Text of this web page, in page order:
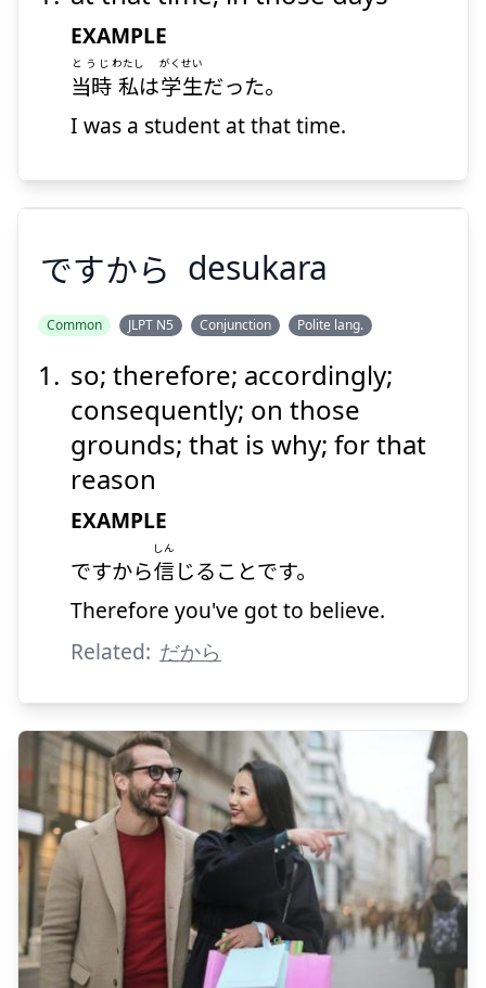
Show answer
Suspend
EXAMPLE
当時
とうじ
私
わたし
は学生
がくせい
だった。
I was a student at that time.
ですから
ですから desukara
Common JLPT N5 Conjunction Polite lang.
so; therefore; accordingly;
consequently; on those
grounds; that is why; for that
reason
EXAMPLE
ですから信
しん
じることです。
Therefore you've got to believe.
Related: だから
彼
の